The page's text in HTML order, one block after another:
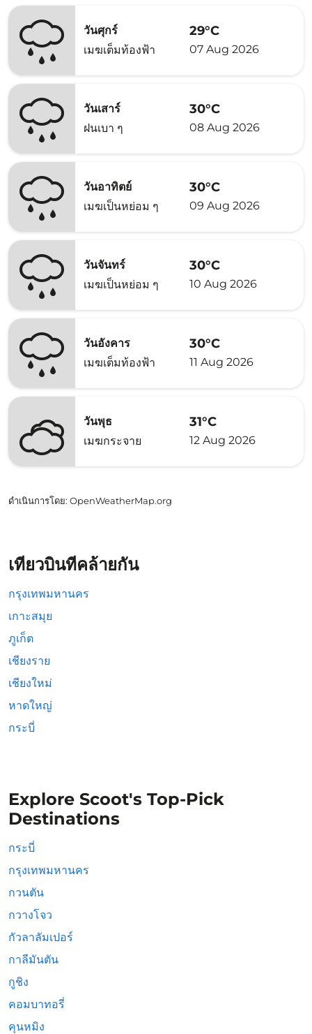
วันศุกร์
เมฆเต็มท้องฟ้า
29°C
07 Aug 2026
วันเสาร์
ฝนเบา ๆ
30°C
08 Aug 2026
วันอาทิตย์
เมฆเป็นหย่อม ๆ
30°C
09 Aug 2026
วันจันทร์
เมฆเป็นหย่อม ๆ
30°C
10 Aug 2026
วันอังคาร
เมฆเต็มท้องฟ้า
30°C
11 Aug 2026
วันพุธ
เมฆกระจาย
31°C
12 Aug 2026
ดำเนินการโดย: OpenWeatherMap.org
เที่ยวบินที่คล้ายกัน
กรุงเทพมหานคร
เกาะสมุย
ภูเก็ต
เชียงราย
เชียงใหม่
หาดใหญ่
กระบี่
Explore Scoot's Top-Pick
Destinations
กระบี่
กรุงเทพมหานคร
กวนตัน
กวางโจว
กัวลาลัมเปอร์
กาลีมันตัน
กูชิง
คอมบาทอรี่
คุนหมิง